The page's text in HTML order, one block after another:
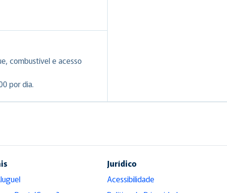
combustível e acesso
por dia.
Jurídico
Acessibilidade